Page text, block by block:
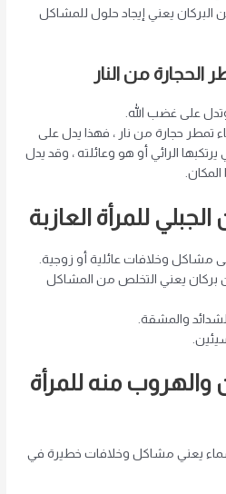
يعني إيجاد حلول للمشاكل
من النار
على غضب الله.
تمطر حجارة من نار ، فهذا يدل على
يرتكبها الرائي أو هو وعائلته ، وقد يدل
للمرأة العازبة
مشاكل وخلافات عائلية أو زوجية.
يعني التخلص من المشاكل
والمشقة.
والهروب منه للمرأة
يعني مشاكل وخلافات خطيرة في